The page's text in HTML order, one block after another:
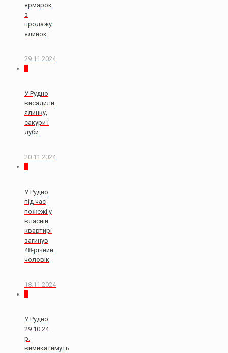
ярмарок
з
продажу
ялинок
29.11.2024
У Рудно
висадили
ялинку,
сакури і
дуби.
20.11.2024
У Рудно
під час
пожежі у
власній
квартирі
загинув
48-річний
чоловік
18.11.2024
У Рудно
29.10.24
р.
вимикатимуть